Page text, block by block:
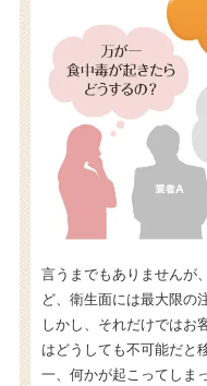
言うまでもありませんが
ど、衛生面には最大限の
しかし、それだけではお
はどうしても不可能だと
一、何かが起こってしま